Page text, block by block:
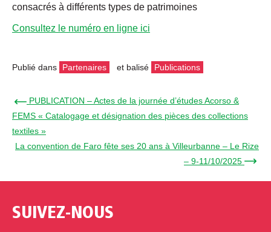
consacrés à différents types de patrimoines
Consultez le numéro en ligne ici
Publié dans Partenaires et balisé Publications
← PUBLICATION – Actes de la journée d’études Acorso &
FEMS « Catalogage et désignation des pièces des collections
textiles »
La convention de Faro fête ses 20 ans à Villeurbanne – Le Rize
– 9-11/10/2025 →
SUIVEZ-NOUS